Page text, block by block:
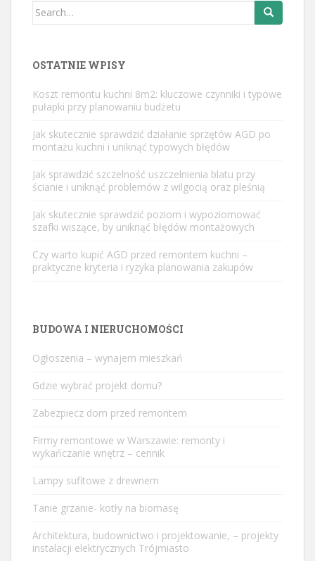
Search
OSTATNIE WPISY
Koszt remontu kuchni 8m2: kluczowe czynniki i typowe
pułapki przy planowaniu budżetu
Jak skutecznie sprawdzić działanie sprzętów AGD po
montażu kuchni i uniknąć typowych błędów
Jak sprawdzić szczelność uszczelnienia blatu przy
ścianie i uniknąć problemów z wilgocią oraz pleśnią
Jak skutecznie sprawdzić poziom i wypoziomować
szafki wiszące, by uniknąć błędów montażowych
Czy warto kupić AGD przed remontem kuchni –
praktyczne kryteria i ryzyka planowania zakupów
BUDOWA I NIERUCHOMOŚCI
Ogłoszenia – wynajem mieszkań
Gdzie wybrać projekt domu?
Zabezpiecz dom przed remontem
Firmy remontowe w Warszawie: remonty i
wykańczanie wnętrz – cennik
Lampy sufitowe z drewnem
Tanie grzanie- kotły na biomasę
Architektura, budownictwo i projektowanie, – projekty
instalacji elektrycznych Trójmiasto